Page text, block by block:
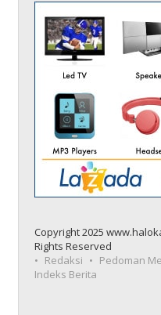
Copyright 2025
Rights Reserved
Redaksi
Pedoman
Indeks Berita